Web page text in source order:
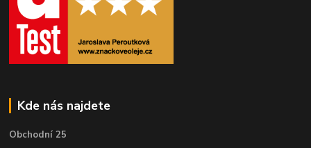
Kde nás najdete
Obchodní 25